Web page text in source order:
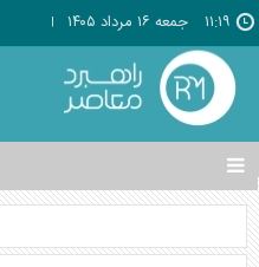
۱۱:۱۹ جمعه ۱۶ مرداد ۱۴۰۵
تغییر
وضعیت
منوی
ها